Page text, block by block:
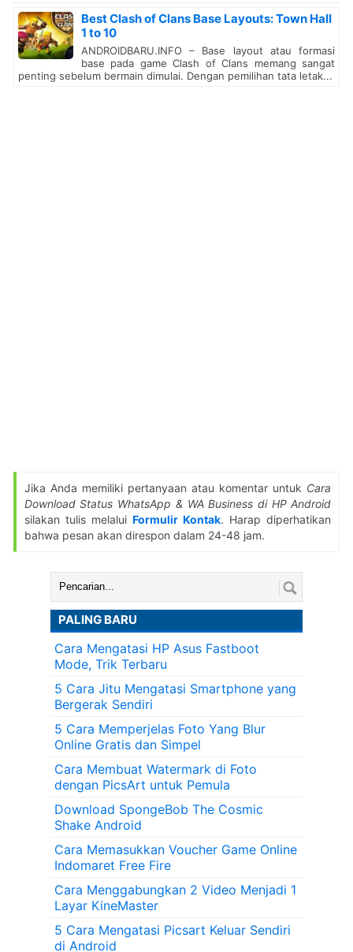
Best Clash of Clans Base Layouts: Town Hall
1 to 10
ANDROIDBARU.INFO – Base layout atau formasi
base pada game Clash of Clans memang sangat
penting sebelum bermain dimulai. Dengan pemilihan tata letak...
Jika Anda memiliki pertanyaan atau komentar untuk Cara
Download Status WhatsApp & WA Business di HP Android
silakan tulis melalui Formulir Kontak. Harap diperhatikan
bahwa pesan akan direspon dalam 24-48 jam.
Cari:
PALING BARU
Cara Mengatasi HP Asus Fastboot
Mode, Trik Terbaru
5 Cara Jitu Mengatasi Smartphone yang
Bergerak Sendiri
5 Cara Memperjelas Foto Yang Blur
Online Gratis dan Simpel
Cara Membuat Watermark di Foto
dengan PicsArt untuk Pemula
Download SpongeBob The Cosmic
Shake Android
Cara Memasukkan Voucher Game Online
Indomaret Free Fire
Cara Menggabungkan 2 Video Menjadi 1
Layar KineMaster
5 Cara Mengatasi Picsart Keluar Sendiri
di Android